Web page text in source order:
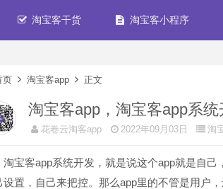
淘宝客干货 淘宝客小程序
页 淘宝客app 正文
淘宝客app，淘宝客app系统
花卷云淘客app 2022年09月03日 淘
客app系统开发，就是说这个app就是自己
设置，自己来把控。那么app里的不管是用户